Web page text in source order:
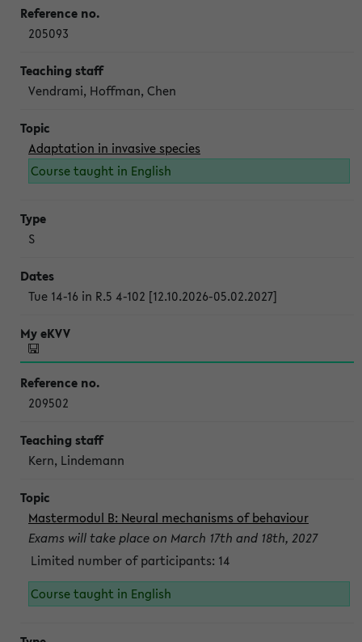
205093
Vendrami, Hoffman, Chen
Adaptation in invasive species
Course taught in English
S
Tue 14-16 in R.5 4-102 [12.10.2026-05.02.2027]
209502
Kern, Lindemann
Mastermodul B: Neural mechanisms of behaviour
Exams will take place on March 17th and 18th, 2027
Limited number of participants: 14
Course taught in English